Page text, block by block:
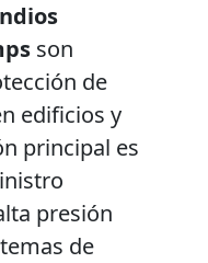
son
de
edificios y
principal es
presión
de